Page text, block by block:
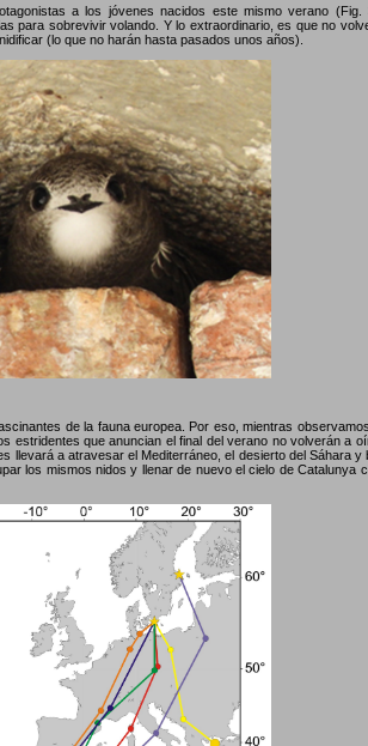
a los jóvenes nacidos este mismo verano (Fig.
para sobrevivir volando. Y lo extraordinario, es que no
(lo que no harán hasta pasados ​​unos años).
de la fauna europea. Por eso, mientras
estridentes que anuncian el final del verano no volverán a
llevará a atravesar el Mediterráneo, el desierto del Sáhara y
los mismos nidos y llenar de nuevo el cielo de Catalunya